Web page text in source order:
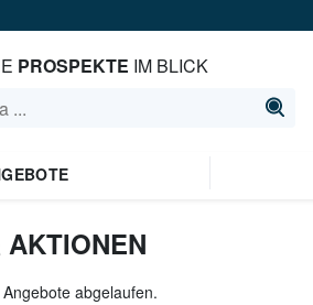
PROSPEKTE IM BLICK
abgelaufen.